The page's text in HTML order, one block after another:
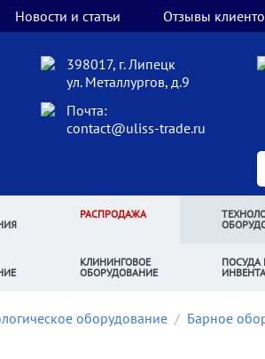
Новости и статьи Отзывы
398017, г. Липецк
ул. Металлургов, д.9
Почта:
contact@uliss-trade.ru
РАСПРОДАЖА
КЛИНИНГОВОЕ
ОБОРУДОВАНИЕ
ПОСУДА
оборудование / Барное